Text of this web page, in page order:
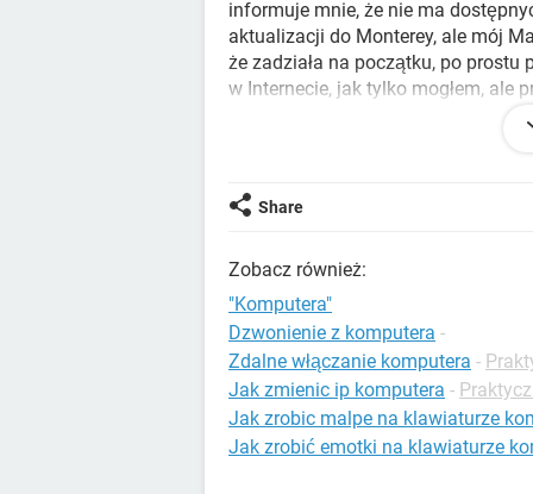
informuje mnie, że nie ma
aktualizacji do Monterey, ale mój
że zadziała na początku, po prostu
w Internecie, jak tylko mogłem, ale
mam? Dzięki.
MacBook (Retina, 12 cali, początek
Share
Zobacz również:
"Komputera"
Dzwonienie z komputera -
Zdalne włączanie komputera -
Jak zmienic ip komputera -
Jak zrobic malpe na klawiaturze
Jak zrobić emotki na klawiaturze